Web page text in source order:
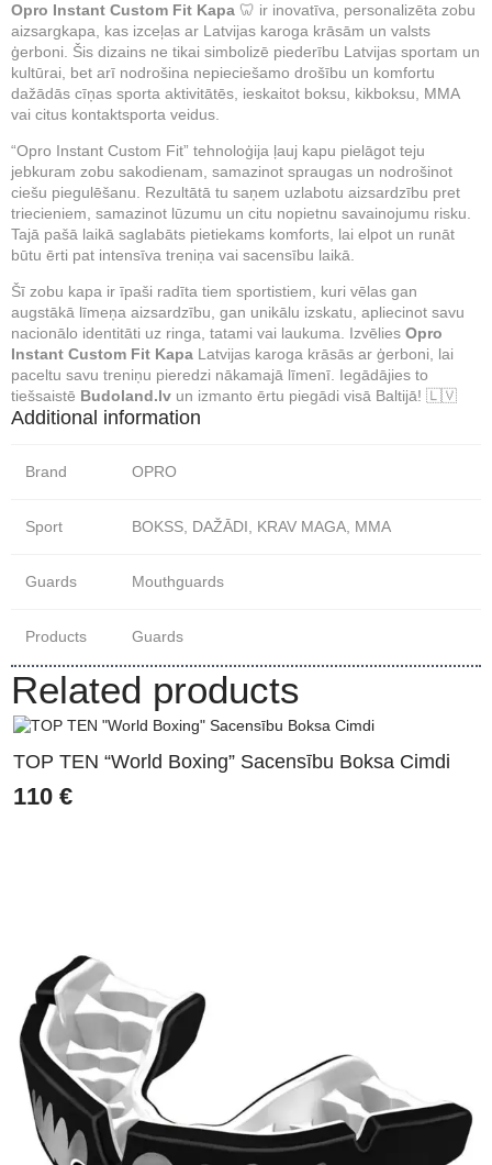
Opro Instant Custom Fit Kapa 🦷 ir inovatīva, personalizēta zobu
aizsargkapa, kas izceļas ar Latvijas karoga krāsām un valsts
ģerboni. Šis dizains ne tikai simbolizē piederību Latvijas sportam un
kultūrai, bet arī nodrošina nepieciešamo drošību un komfortu
dažādās cīņas sporta aktivitātēs, ieskaitot boksu, kikboksu, MMA
vai citus kontaktsporta veidus.
“Opro Instant Custom Fit” tehnoloģija ļauj kapu pielāgot teju
jebkuram zobu sakodienam, samazinot spraugas un nodrošinot
ciešu piegulēšanu. Rezultātā tu saņem uzlabotu aizsardzību pret
triecieniem, samazinot lūzumu un citu nopietnu savainojumu risku.
Tajā pašā laikā saglabāts pietiekams komforts, lai elpot un runāt
būtu ērti pat intensīva treniņa vai sacensību laikā.
Šī zobu kapa ir īpaši radīta tiem sportistiem, kuri vēlas gan
augstākā līmeņa aizsardzību, gan unikālu izskatu, apliecinot savu
nacionālo identitāti uz ringa, tatami vai laukuma. Izvēlies Opro
Instant Custom Fit Kapa Latvijas karoga krāsās ar ģerboni, lai
paceltu savu treniņu pieredzi nākamajā līmenī. Iegādājies to
tiešsaistē Budoland.lv un izmanto ērtu piegādi visā Baltijā! 🇱🇻
Additional information
Brand OPRO
Sport BOKSS, DAŽĀDI, KRAV MAGA, MMA
Guards Mouthguards
Products Guards
Related products
TOP TEN “World Boxing” Sacensību Boksa Cimdi
110 €